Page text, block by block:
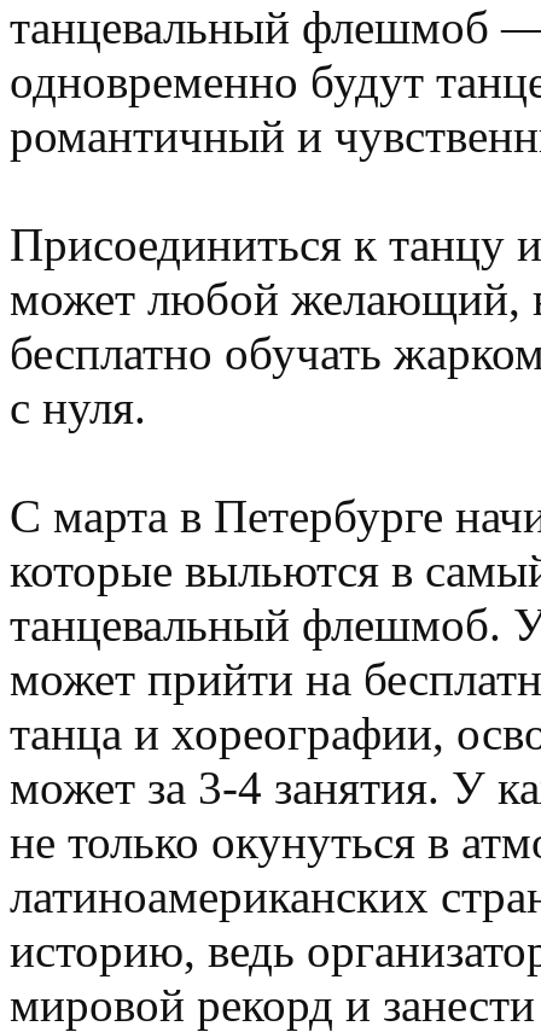
танцевальный флешмоб
одновременно будут
романтичный и
Присоединиться к танцу
может любой желающий,
бесплатно обучать
с нуля.
С марта в Петербурге
которые выльются в
танцевальный флешмоб.
может прийти на
танца и хореографии,
может за 3-4 занятия. У
не только окунуться в
латиноамериканских
историю, ведь
мировой рекорд и